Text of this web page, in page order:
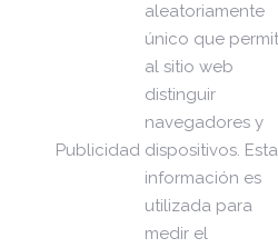
Publicidad
aleatoriamente
único que
al sitio web
distinguir
navegadores y
dispositivos. Esta
información es
utilizada para
medir el